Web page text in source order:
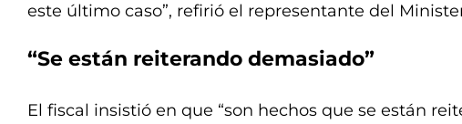
este último caso”, refirió el representante del
“Se están reiterando demasiado”
El fiscal insistió en que “son hechos que se están